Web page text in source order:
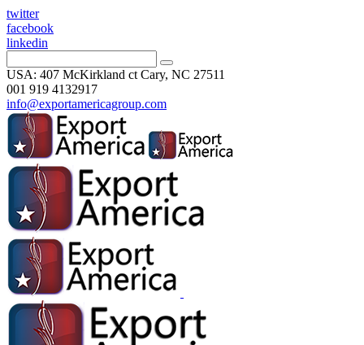
twitter
facebook
linkedin
USA: 407 McKirkland ct Cary, NC 27511
001 919 4132917
info@exportamericagroup.com